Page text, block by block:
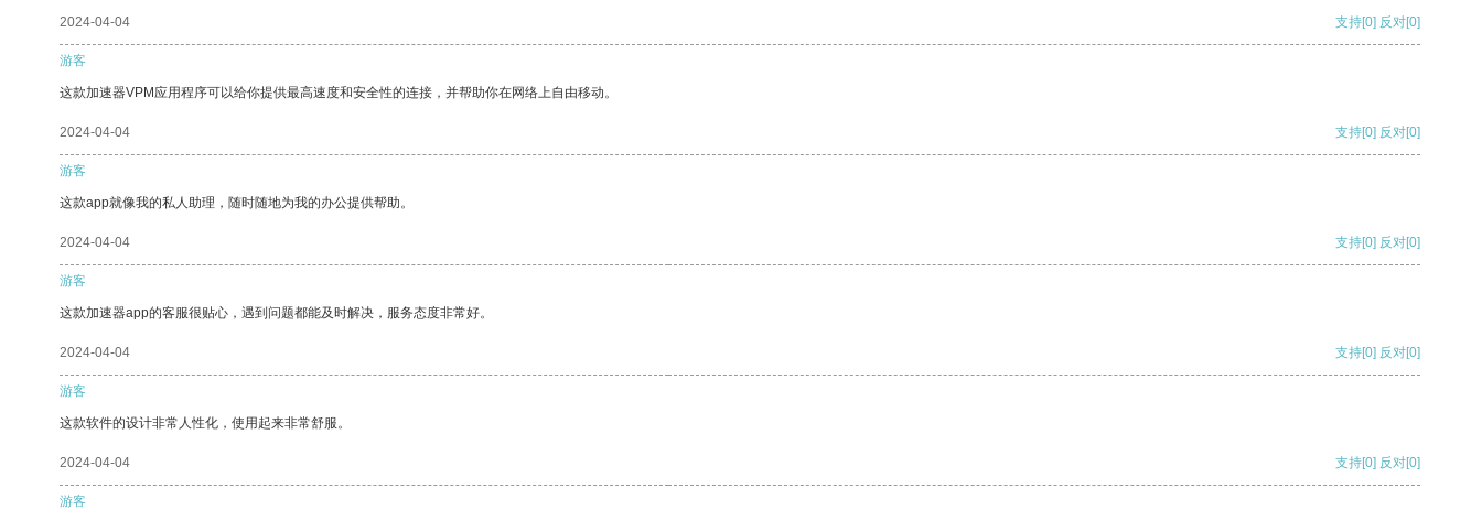
2024-04-04 支持[0] 反对[0]
游客
这款加速器VPM应用程序可以给你提供最高速度和安全性的连接，并帮助你在网络上自由移动。
2024-04-04 支持[0] 反对[0]
游客
这款app就像我的私人助理，随时随地为我的办公提供帮助。
2024-04-04 支持[0] 反对[0]
游客
这款加速器app的客服很贴心，遇到问题都能及时解决，服务态度非常好。
2024-04-04 支持[0] 反对[0]
游客
这款软件的设计非常人性化，使用起来非常舒服。
2024-04-04 支持[0] 反对[0]
游客